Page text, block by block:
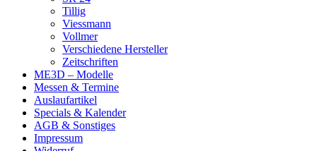
Tillig
Viessmann
Vollmer
Verschiedene Hersteller
Zeitschriften
ME3D – Modelle
Messen & Termine
Auslaufartikel
Specials & Kalender
AGB & Sonstiges
Impressum